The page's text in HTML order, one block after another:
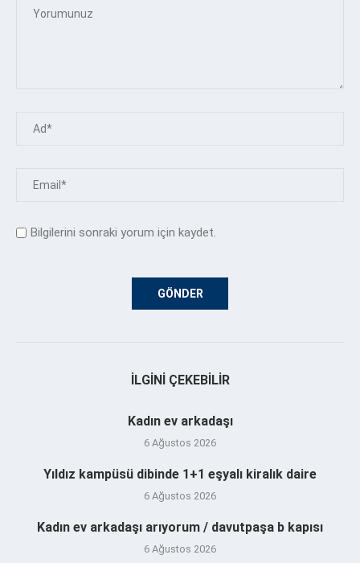
Bilgilerini sonraki yorum için kaydet.
İLGINI ÇEKEBILIR
Kadın ev arkadaşı
6 Ağustos 2026
Yıldız kampüsü dibinde 1+1 eşyalı kiralık daire
6 Ağustos 2026
Kadın ev arkadaşı arıyorum / davutpaşa b kapısı
6 Ağustos 2026